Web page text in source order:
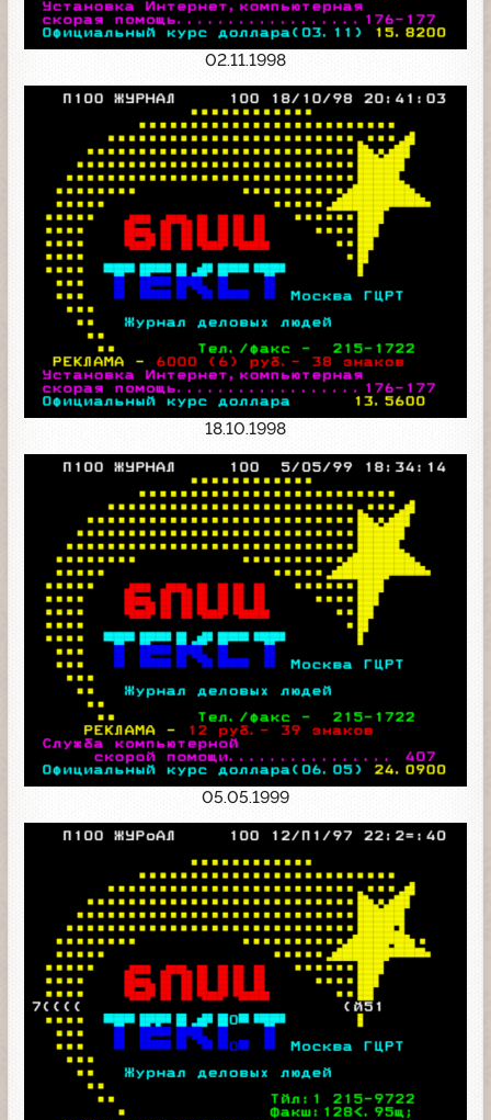
02.11.1998
18.10.1998
05.05.1999